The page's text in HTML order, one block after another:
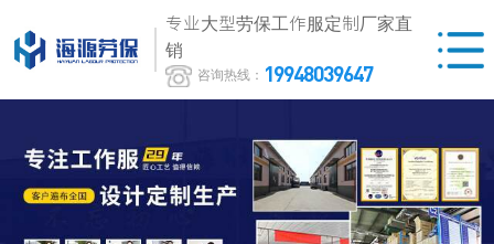
专业大型劳保工作服定制厂家直
销
咨询热线： 19948039647